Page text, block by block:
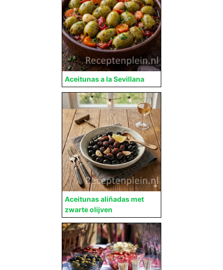
Aceitunas a la Sevillana
Aceitunas aliñadas met
zwarte olijven